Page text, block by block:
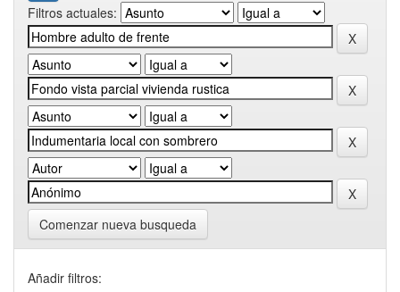
Filtros actuales:
Comenzar nueva busqueda
Añadir filtros: